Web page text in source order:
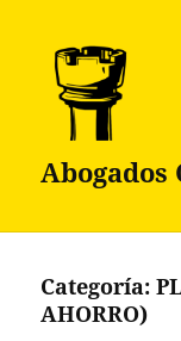
Categoría:
AHORRO)